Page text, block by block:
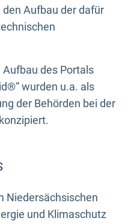
Aufbau der dafür
des Portals
wurden u.a. als
der Behörden bei der
Niedersächsischen
und Klimaschutz